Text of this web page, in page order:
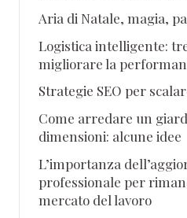
Aria di Natale, magia,
Logistica intelligente:
migliorare la
Strategie SEO per
Come arredare un
dimensioni: alcune idee
L’importanza
professionale per
mercato del lavoro